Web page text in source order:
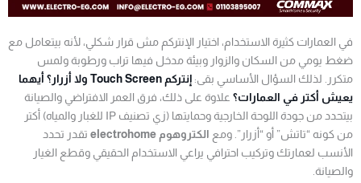
في العمارات كثيرة الاستخدام، اختيار الإنتركم مش قرار شكلي، لأنه بيتعامل مع
ضغط يومي من السكان والزوار وبيئة مدخل فيها تراب ورطوبة ولمس
متكرر. لذلك السؤال الأساسي بقى:
إنتركم Touch Screen ولا أزرار؟ أيهما
يعيش أكتر في العمارات؟ علاوة على ذلك، فرق العمر الافتراضي والصيانة
بيتحدد من جودة اللوحة الخارجية وحمايتها (زي تصنيف IP للغبار والمياه) أكتر
من كونه “تاتش” أو “أزرار”. ومع الكتروهوم electrohome
تقدر تحدد
الأنسب لعمارتك وتركيب احترافي يراعي الاستخدام الحقيقي وقطع الغيار
والصيانة.